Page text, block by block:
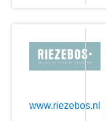
www.riezebos.nl